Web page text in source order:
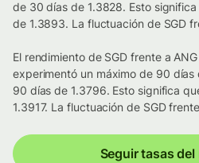
de 30 días de 1.3828. Esto
de 1.3893. La fluctuación de SGD
El rendimiento de SGD frente a
experimentó un máximo de 90 días
90 días de 1.3796. Esto significa
1.3917. La fluctuación de SGD
Seguir tasas del